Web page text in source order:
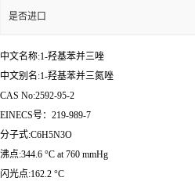
是否进口
中文名称:1-羟基苯并三唑
中文别名:1-羟基苯并三氮唑
CAS No:2592-95-2
EINECS号：219-989-7
分子式:C6H5N3O
沸点:344.6 °C at 760 mmHg
闪光点:162.2 °C